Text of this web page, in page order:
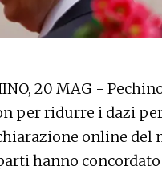
20 MAG -
per ridurre i dazi
online del
hanno